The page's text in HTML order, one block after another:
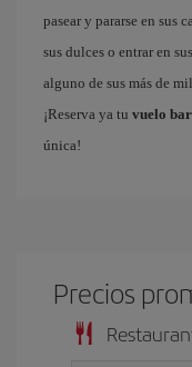
pasear y pararse en sus
sus dulces o entrar en
alguno de sus más de
¡Reserva ya tu vuelo
única!
Precios